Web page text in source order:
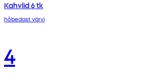
Kahvlid 6 tk
hõbedast värvi
4